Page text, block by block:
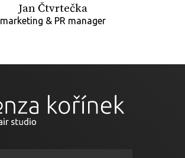
Jan Čtvrtečka
marketing & PR manager